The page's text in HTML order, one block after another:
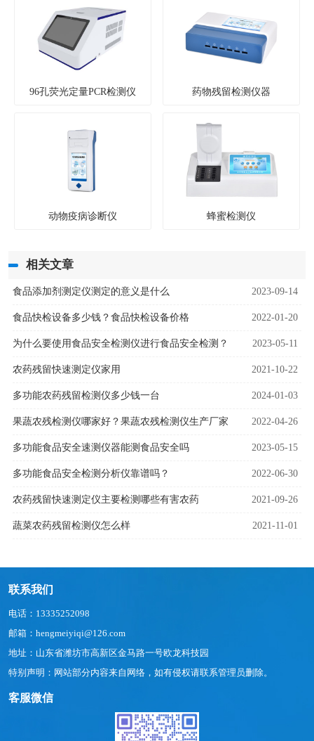
96孔荧光定量PCR检测仪 药物残留检测仪器
动物疫病诊断仪 蜂蜜检测仪
相关文章
食品添加剂测定仪测定的意义是什么 2023-09-14
食品快检设备多少钱？食品快检设备价格 2022-01-20
为什么要使用食品安全检测仪进行食品安全检测？ 2023-05-11
农药残留快速测定仪家用 2021-10-22
多功能农药残留检测仪多少钱一台 2024-01-03
果蔬农残检测仪哪家好？果蔬农残检测仪生产厂家 2022-04-26
多功能食品安全速测仪器能测食品安全吗 2023-05-15
多功能食品安全检测分析仪靠谱吗？ 2022-06-30
农药残留快速测定仪主要检测哪些有害农药 2021-09-26
蔬菜农药残留检测仪怎么样 2021-11-01
联系我们
电话：13335252098
邮箱：hengmeiyiqi@126.com
地址：山东省潍坊市高新区金马路一号欧龙科技园
特别声明：网站部分内容来自网络，如有侵权请联系管理员删除。
客服微信